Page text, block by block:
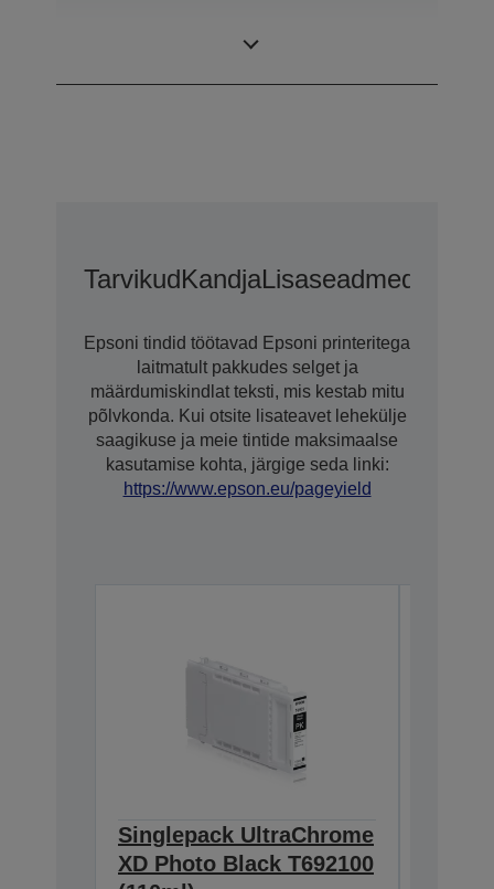
TarvikudKandjaLisaseadmed
Epsoni tindid töötavad Epsoni printeritega
laitmatult pakkudes selget ja
määrdumiskindlat teksti, mis kestab mitu
põlvkonda. Kui otsite lisateavet lehekülje
saagikuse ja meie tintide maksimaalse
kasutamise kohta, järgige seda linki:
https://www.epson.eu/pageyield
Singlepack UltraChrome
XD Photo Black T692100